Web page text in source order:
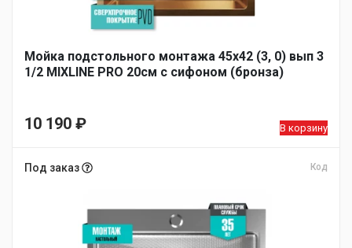
Мойка подстольного монтажа 45х42 (3, 0) вып 3
1/2 MIXLINE PRO 20см с сифоном (бронза)
10 190 ₽ В корзину
Под заказ Код